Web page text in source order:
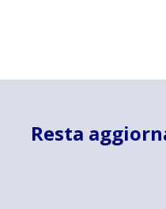
Resta